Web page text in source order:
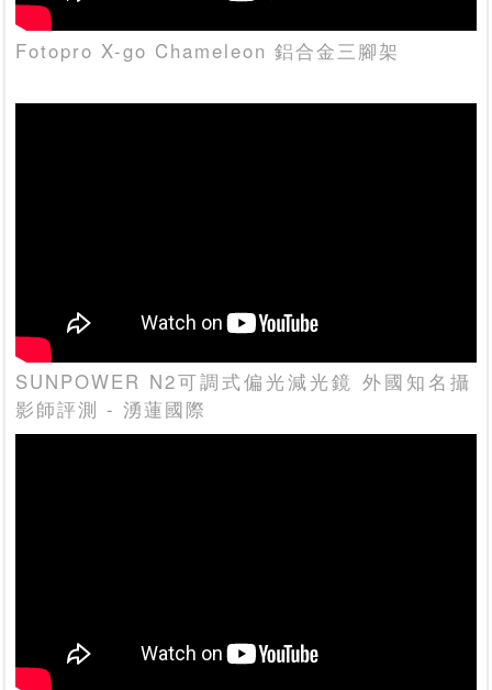
Fotopro X-go Chameleon 鋁合金三腳架
SUNPOWER N2可調式偏光減光鏡 外國知名攝
影師評測 - 湧蓮國際